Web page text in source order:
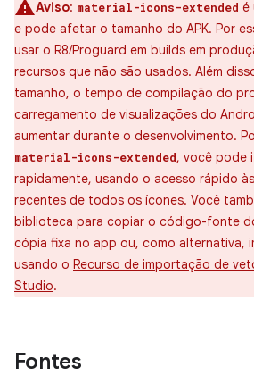
Aviso: material-icons-extended é
e pode afetar o tamanho do APK. Por
usar o R8/Proguard em builds em
recursos que não são usados. Além
tamanho, o tempo de compilação do
carregamento de visualizações do
aumentar durante o desenvolvimento.
material-icons-extended, você pode
rapidamente, usando o acesso rápido
recentes de todos os ícones. Você
biblioteca para copiar o código-fonte
cópia fixa no app ou, como alternativa,
usando o Recurso de importação de
Studio.
Fontes